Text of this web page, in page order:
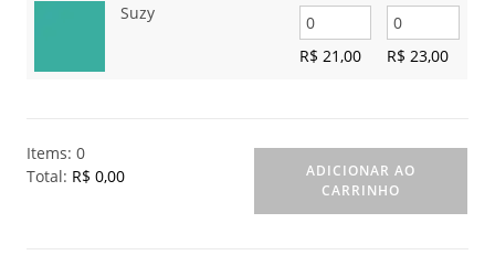
Suzy
R$ 21,00 R$ 23,00
Items:0
Total: R$ 0,00
ADICIONAR AO
CARRINHO